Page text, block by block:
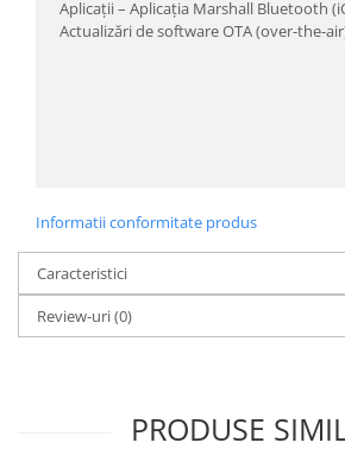
Aplicații – Aplicația Marshall Bluetooth
Actualizări de software OTA (over-the-
Informatii conformitate produs
Caracteristici
Review-uri(0)
PRODUSE